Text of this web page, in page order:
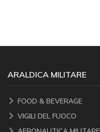
ARALDICA MILITARE
FOOD & BEVERAGE
VIGILI DEL FUOCO